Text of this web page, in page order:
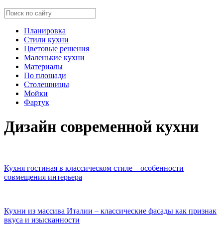
Планировка
Стили кухни
Цветовые решения
Маленькие кухни
Материалы
По площади
Столешницы
Мойки
Фартук
Дизайн современной кухни
Кухня гостиная в классическом стиле – особенности
совмещения интерьера
Кухни из массива Италии – классические фасады как признак
вкуса и изысканности